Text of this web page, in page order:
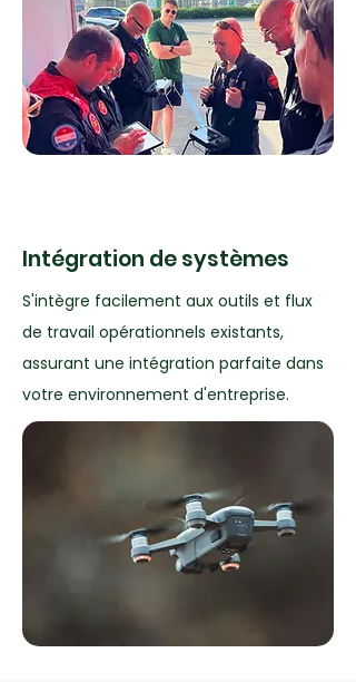
Intégration de systèmes
S'intègre facilement aux outils et flux
de travail opérationnels existants,
assurant une intégration parfaite dans
votre environnement d'entreprise.